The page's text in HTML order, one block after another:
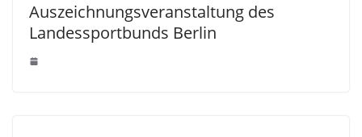
Auszeichnungsveranstaltung des
Landessportbunds Berlin